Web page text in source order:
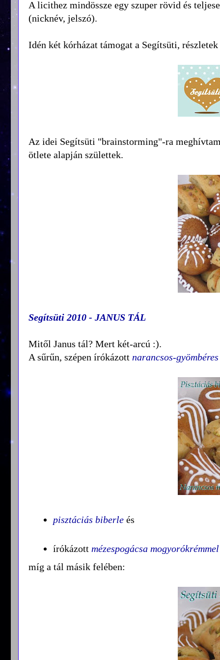
A licithez mindössze egy szuper rövid és
(nicknév, jelszó).
Idén két kórházat támogat a Segítsüti, részletek
Az idei Segítsüti "brainstorming"-ra
ötlete alapján születtek.
Segítsüti 2010 - JANUS TÁL
Mitől Janus tál? Mert két-arcú :).
A sűrűn, szépen írókázott narancsos-
pisztáciás biberleés
írókázott mézespogácsa
míg a tál másik felében: